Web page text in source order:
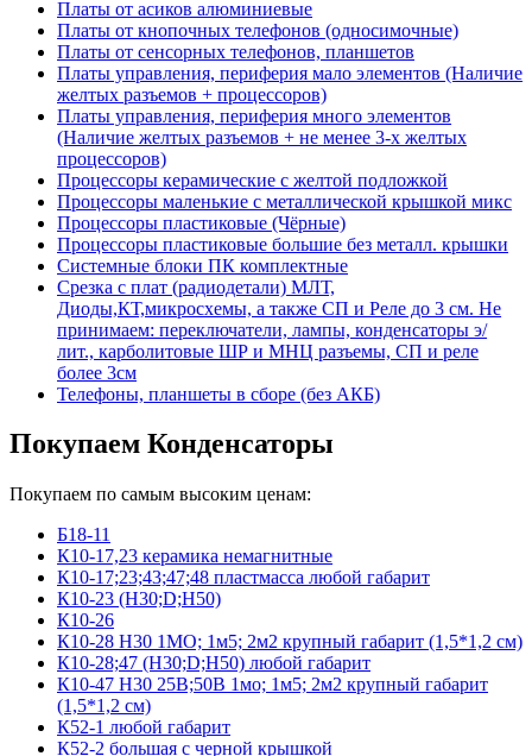
Платы от асиков алюминиевые
Платы от кнопочных телефонов (односимочные)
Платы от сенсорных телефонов, планшетов
Платы управления, периферия мало элементов (Наличие
желтых разъемов + процессоров)
Платы управления, периферия много элементов
(Наличие желтых разъемов + не менее 3-х желтых
процессоров)
Процессоры керамические с желтой подложкой
Процессоры маленькие с металлической крышкой микс
Процессоры пластиковые (Чёрные)
Процессоры пластиковые большие без металл. крышки
Системные блоки ПК комплектные
Срезка с плат (радиодетали) МЛТ,
Диоды,КТ,микросхемы, а также СП и Реле до 3 см. Не
принимаем: переключатели, лампы, конденсаторы э/
лит., карболитовые ШР и МНЦ разъемы, СП и реле
более 3см
Телефоны, планшеты в сборе (без АКБ)
Покупаем Конденсаторы
Покупаем по самым высоким ценам:
Б18-11
К10-17,23 керамика немагнитные
К10-17;23;43;47;48 пластмасса любой габарит
К10-23 (Н30;D;Н50)
К10-26
К10-28 Н30 1МО; 1м5; 2м2 крупный габарит (1,5*1,2 см)
К10-28;47 (Н30;D;Н50) любой габарит
К10-47 Н30 25В;50В 1мо; 1м5; 2м2 крупный габарит
(1,5*1,2 см)
К52-1 любой габарит
К52-2 большая с черной крышкой